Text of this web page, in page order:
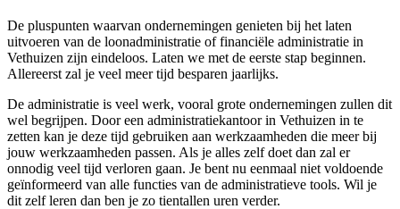
De pluspunten waarvan ondernemingen genieten bij het laten
uitvoeren van de loonadministratie of financiële administratie in
Vethuizen zijn eindeloos. Laten we met de eerste stap beginnen.
Allereerst zal je veel meer tijd besparen jaarlijks.
De administratie is veel werk, vooral grote ondernemingen zullen dit
wel begrijpen. Door een administratiekantoor in Vethuizen in te
zetten kan je deze tijd gebruiken aan werkzaamheden die meer bij
jouw werkzaamheden passen. Als je alles zelf doet dan zal er
onnodig veel tijd verloren gaan. Je bent nu eenmaal niet voldoende
geïnformeerd van alle functies van de administratieve tools. Wil je
dit zelf leren dan ben je zo tientallen uren verder.